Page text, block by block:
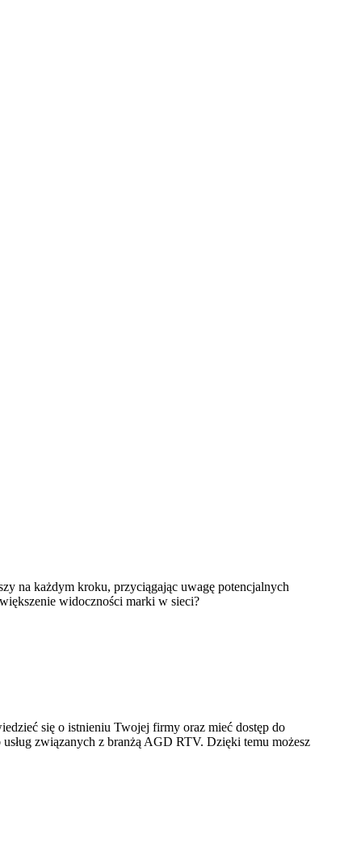
na każdym kroku, przyciągając uwagę potencjalnych
widoczności marki w sieci?
się o istnieniu Twojej firmy oraz mieć dostęp do
związanych z branżą AGD RTV. Dzięki temu możesz